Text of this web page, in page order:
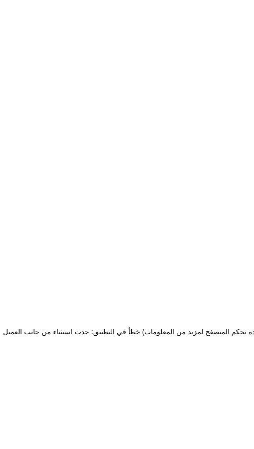
خطأ في التطبيق: حدث استثناء من جانب العميل تحكم المتصفح لمزيد من المعلومات)